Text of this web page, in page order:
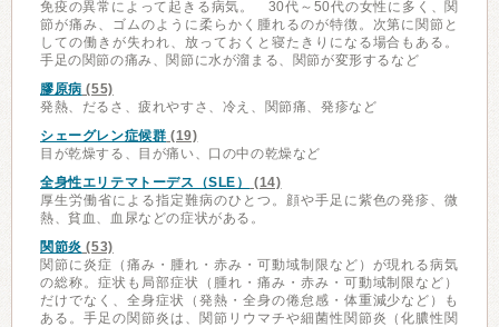
免疫の異常によって起きる病気。 30代～50代の女性に多く、関
節が痛み、ゴムのように柔らかく腫れるのが特徴。次第に関節と
しての働きが失われ、放っておくと寝たきりになる場合もある。
手足の関節の痛み、関節に水が溜まる、関節が変形するなど
膠原病 (55)
発熱、だるさ、疲れやすさ、冷え、関節痛、発疹など
シェーグレン症候群 (19)
目が乾燥する、目が痛い、口の中の乾燥など
全身性エリテマトーデス（SLE）
(14)
厚生労働省による指定難病のひとつ。顔や手足に紫色の発疹、微
熱、貧血、血尿などの症状がある。
関節炎 (53)
関節に炎症（痛み・腫れ・赤み・可動域制限など）が現れる病気
の総称。症状も局部症状（腫れ・痛み・赤み・可動域制限など）
だけでなく、全身症状（発熱・全身の倦怠感・体重減少など）も
ある。手足の関節炎は、関節リウマチや細菌性関節炎（化膿性関